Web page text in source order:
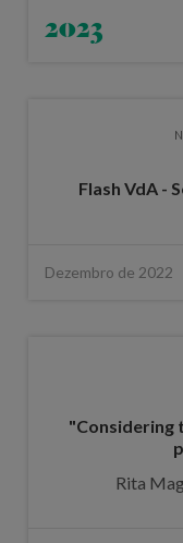
2023
Flash VdA -
Dezembro de 2022
"Considering
Rita